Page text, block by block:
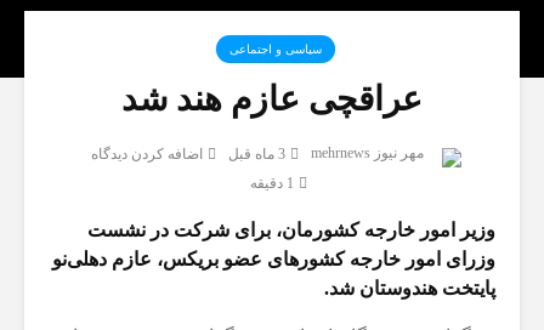
سیاسی و اجتماعی
عراقچی عازم هند شد
مهر نیوز mehrnews 3 ماه قبل
اضافه کردن دیدگاه
1 دقیقه
وزیر امور خارجه کشورمان، برای شرکت در نشست
وزرای امور خارجه کشورهای عضو بریکس، عازم دهلی‌نو
پایتخت هندوستان شد.